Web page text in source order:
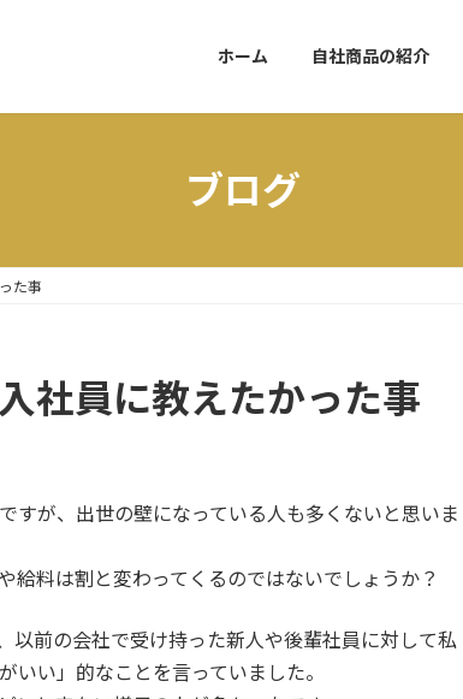
ホーム 自社商品の紹介
ブログ
た事
社員に教えたかった事
すが、出世の壁になっている人も多くないと思いま
給料は割と変わってくるのではないでしょうか？
以前の会社で受け持った新人や後輩社員に対して私
いい」的なことを言っていました。